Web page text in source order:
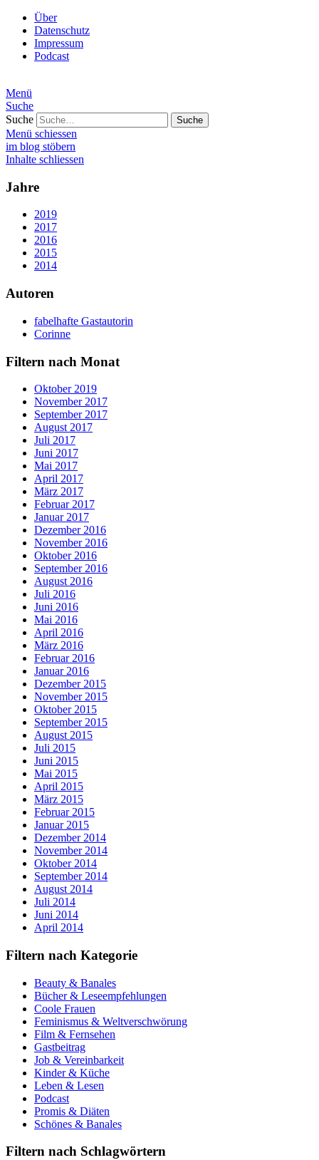
Über
Datenschutz
Impressum
Podcast
Menü
Suche
Suche
Menü schiessen
im blog stöbern
Inhalte schliessen
Jahre
2019
2017
2016
2015
2014
Autoren
fabelhafte Gastautorin
Corinne
Filtern nach Monat
Oktober 2019
November 2017
September 2017
August 2017
Juli 2017
Juni 2017
Mai 2017
April 2017
März 2017
Februar 2017
Januar 2017
Dezember 2016
November 2016
Oktober 2016
September 2016
August 2016
Juli 2016
Juni 2016
Mai 2016
April 2016
März 2016
Februar 2016
Januar 2016
Dezember 2015
November 2015
Oktober 2015
September 2015
August 2015
Juli 2015
Juni 2015
Mai 2015
April 2015
März 2015
Februar 2015
Januar 2015
Dezember 2014
November 2014
Oktober 2014
September 2014
August 2014
Juli 2014
Juni 2014
April 2014
Filtern nach Kategorie
Beauty & Banales
Bücher & Leseempfehlungen
Coole Frauen
Feminismus & Weltverschwörung
Film & Fernsehen
Gastbeitrag
Job & Vereinbarkeit
Kinder & Küche
Leben & Lesen
Podcast
Promis & Diäten
Schönes & Banales
Filtern nach Schlagwörtern